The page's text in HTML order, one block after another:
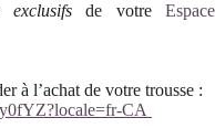
exclusifsde votreEspace
à l’achat de votre trousse :
CA